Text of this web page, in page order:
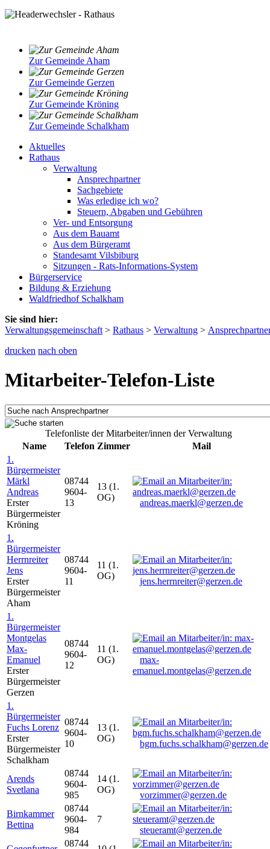
Zur Gemeinde Aham
Zur Gemeinde Gerzen
Zur Gemeinde Kröning
Zur Gemeinde Schalkham
Aktuelles
Rathaus
Verwaltung
Ansprechpartner
Sachgebiete
Was erledige ich wo?
Steuern, Abgaben und Gebühren
Ver- und Entsorgung
Aus dem Bauamt
Aus dem Bürgeramt
Standesamt Vilsbiburg
Sitzungen - Rats-Informations-System
Bürgerservice
Bildung & Erziehung
Waldfriedhof Schalkham
Sie sind hier:
Verwaltungsgemeinschaft > Rathaus > Verwaltung >
drucken nach oben
Mitarbeiter-Telefon-Liste
Telefonliste der Mitarbeiter/innen der Verwaltung
Name
Telefon Zimmer
Mail
1.
Bürgermeister
Märkl
Andreas
Erster
Bürgermeister
Kröning
08744
9604-
13
13 (1.
OG)
andreas.maerkl@gerzen.de
1.
Bürgermeister
Herrnreiter
Jens
Erster
Bürgermeister
Aham
08744
9604-
11
11 (1.
OG)
jens.herrnreiter@gerzen.de
1.
Bürgermeister
Montgelas
Max-
Emanuel
Erster
Bürgermeister
Gerzen
08744
9604-
12
11 (1.
OG)
max-
emanuel.montgelas@gerzen.de
1.
Bürgermeister
Fuchs Lorenz
Erster
Bürgermeister
Schalkham
08744
9604-
10
13 (1.
OG)
bgm.fuchs.schalkham@gerzen.de
Arends
Svetlana
08744
9604-
985
14 (1.
OG)
vorzimmer@gerzen.de
Birnkammer
Bettina
08744
9604-
984
7
steueramt@gerzen.de
08744